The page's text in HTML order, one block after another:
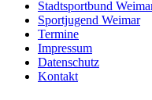
Stadtsportbund
Sportjugend Weimar
Termine
Impressum
Datenschutz
Kontakt